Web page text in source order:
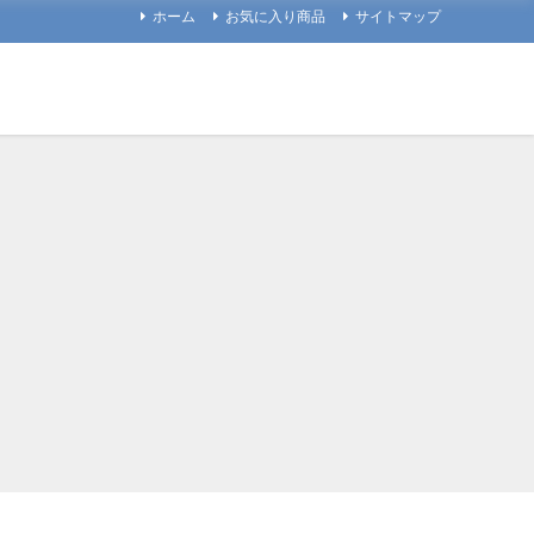
ホーム お気に入り商品 サイトマップ